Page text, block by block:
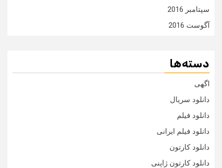
سپتامبر 2016
آگوست 2016
دسته‌ها
اگهی
دانلود سریال
دانلود فیلم
دانلود فیلم ایرانی
دانلود کارتون
دانلود کارتون ژاپنی